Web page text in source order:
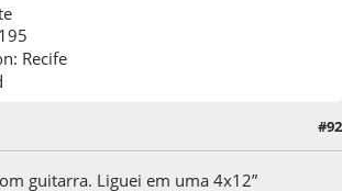
Recife
#92
guitarra. Liguei em uma 4x12”